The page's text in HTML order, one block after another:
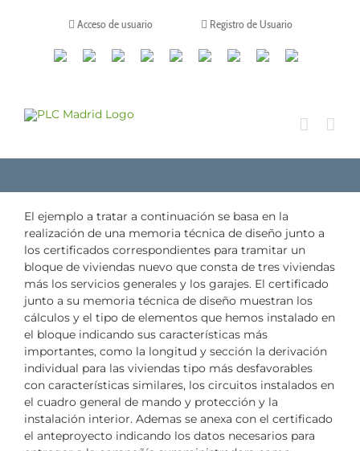
Acceso de usuario Registro de Usuario
CanalesLinkedinYoutubeTiktokFacebookInstagram
X TwitchContacto
El ejemplo a tratar a continuación se basa en la
realización de una memoria técnica de diseño junto a
los certificados correspondientes para tramitar un
bloque de viviendas nuevo que consta de tres viviendas
más los servicios generales y los garajes. El certificado
junto a su memoria técnica de diseño muestran los
cálculos y el tipo de elementos que hemos instalado en
el bloque indicando sus características más
importantes, como la longitud y sección la derivación
individual para las viviendas tipo más desfavorables
con características similares, los circuitos instalados en
el cuadro general de mando y protección y la
instalación interior. Ademas se anexa con el certificado
el anteproyecto indicando los datos necesarios para